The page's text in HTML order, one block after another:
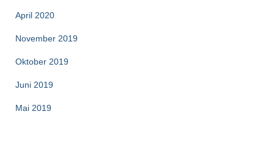
April 2020
November 2019
Oktober 2019
Juni 2019
Mai 2019